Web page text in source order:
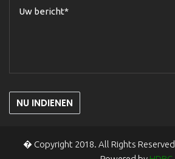
NU INDIENEN
� Copyright 2018. All Rights Reserved